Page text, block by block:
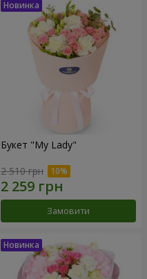
Букет "My Lady"
2 510 грн
Замовити